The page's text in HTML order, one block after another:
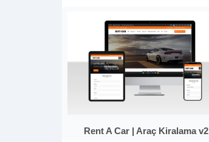
Rent A Car | Araç Kiralama v2